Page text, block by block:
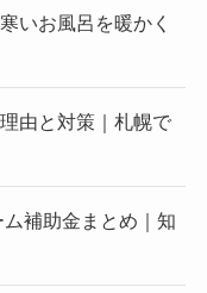
いお風呂を暖かく
由と対策｜札幌で
ム補助金まとめ｜知